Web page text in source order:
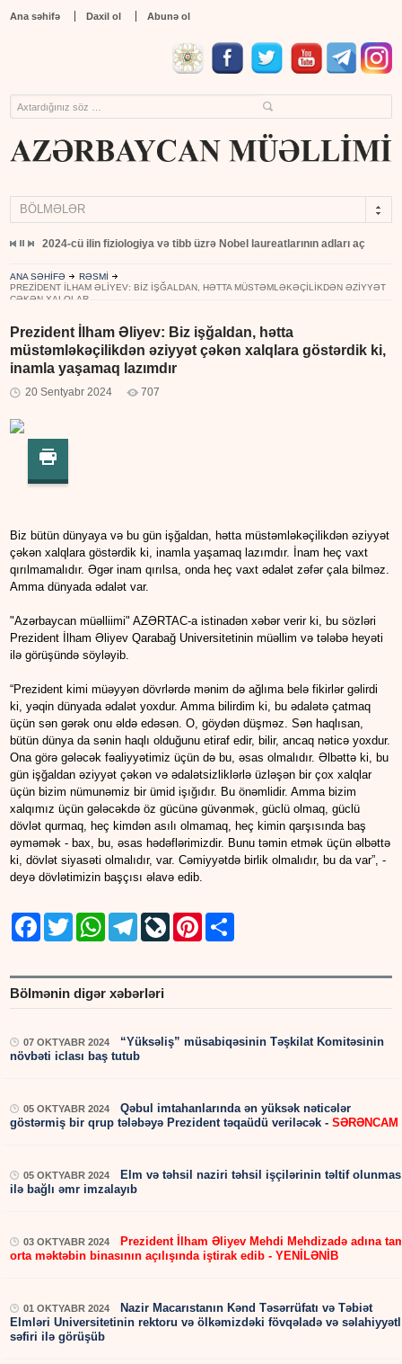
Ana səhifə Daxil ol Abunə ol
BÖLMƏLƏR
2024-cü ilin fiziologiya və tibb üzrə Nobel laureatlarının adları açıqlandı
ANA SƏHİFƏ
RƏSMİ
PREZIDENT İLHAM ƏLIYEV: BIZ IŞĞALDAN, HƏTTA MÜSTƏMLƏKƏÇILIKDƏN ƏZIYYƏT
ÇƏKƏN XALQLAR...
Prezident İlham Əliyev: Biz işğaldan, hətta
müstəmləkəçilikdən əziyyət çəkən xalqlara göstərdik ki,
inamla yaşamaq lazımdır
20 Sentyabr 2024 707
Biz bütün dünyaya və bu gün işğaldan, hətta müstəmləkəçilikdən əziyyət
çəkən xalqlara göstərdik ki, inamla yaşamaq lazımdır. İnam heç vaxt
qırılmamalıdır. Əgər inam qırılsa, onda heç vaxt ədalət zəfər çala bilməz.
Amma dünyada ədalət var.
"Azərbaycan müəlliimi" AZƏRTAC-a istinadən xəbər verir ki, bu sözləri
Prezident İlham Əliyev Qarabağ Universitetinin müəllim və tələbə heyəti
ilə görüşündə söyləyib.
“Prezident kimi müəyyən dövrlərdə mənim də ağlıma belə fikirlər gəlirdi
ki, yəqin dünyada ədalət yoxdur. Amma bilirdim ki, bu ədalətə çatmaq
üçün sən gərək onu əldə edəsən. O, göydən düşməz. Sən haqlısan,
bütün dünya da sənin haqlı olduğunu etiraf edir, bilir, ancaq nəticə yoxdur.
Ona görə gələcək fəaliyyətimiz üçün də bu, əsas olmalıdır. Əlbəttə ki, bu
gün işğaldan əziyyət çəkən və ədalətsizliklərlə üzləşən bir çox xalqlar
üçün bizim nümunəmiz bir ümid işığıdır. Bu önəmlidir. Amma bizim
xalqımız üçün gələcəkdə öz gücünə güvənmək, güclü olmaq, güclü
dövlət qurmaq, heç kimdən asılı olmamaq, heç kimin qarşısında baş
əyməmək - bax, bu, əsas hədəflərimizdir. Bunu təmin etmək üçün əlbəttə
ki, dövlət siyasəti olmalıdır, var. Cəmiyyətdə birlik olmalıdır, bu da var”, -
deyə dövlətimizin başçısı əlavə edib.
FacebookTwitter WhatsAppTelegramLiveJournal
Pinterest
Bölmənin digər xəbərləri
07 OKTYABR 2024
“Yüksəliş” müsabiqəsinin Təşkilat Komitəsinin
növbəti iclası baş tutub
05 OKTYABR 2024
Qəbul imtahanlarında ən yüksək nəticələr
göstərmiş bir qrup tələbəyə Prezident təqaüdü veriləcək - SƏRƏNCAM
05 OKTYABR 2024
Elm və təhsil naziri təhsil işçilərinin təltif
ilə bağlı əmr imzalayıb
03 OKTYABR 2024
Prezident İlham Əliyev Mehdi Mehdizadə adına
orta məktəbin binasının açılışında iştirak edib - YENİLƏNİB
01 OKTYABR 2024
Nazir Macarıstanın Kənd Təsərrüfatı və Təbiət
Elmləri Universitetinin rektoru və ölkəmizdəki fövqəladə və
səfiri ilə görüşüb